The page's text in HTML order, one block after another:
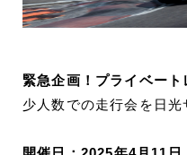
緊急企画！プライベー
少人数での走行会を日光